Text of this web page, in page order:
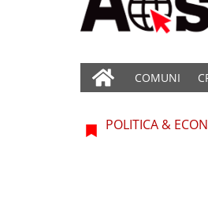
COMUNI
POLITICA &